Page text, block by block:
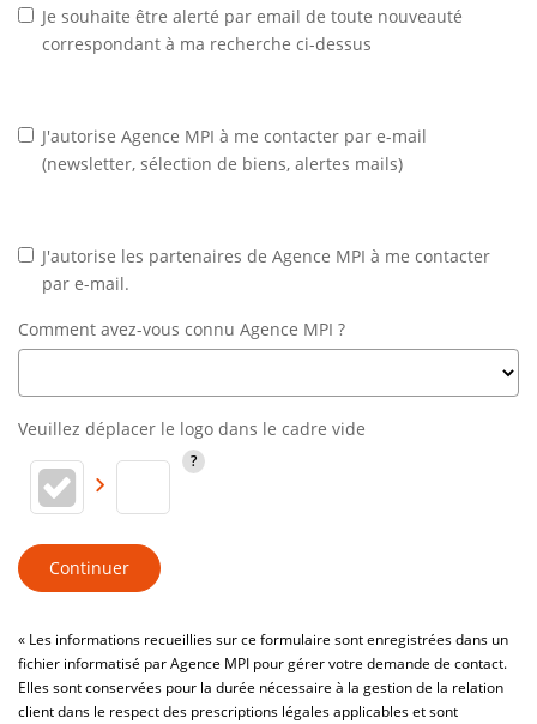
Je souhaite être alerté par email de toute nouveauté
correspondant à ma recherche ci-dessus
J'autorise Agence MPI à me contacter par e-mail
(newsletter, sélection de biens, alertes mails)
J'autorise les partenaires de Agence MPI à me contacter
par e-mail.
Comment avez-vous connu Agence MPI ?
Veuillez déplacer le logo dans le cadre vide
Continuer
« Les informations recueillies sur ce formulaire sont enregistrées dans un
fichier informatisé par Agence MPI pour gérer votre demande de contact.
Elles sont conservées pour la durée nécessaire à la gestion de la relation
client dans le respect des prescriptions légales applicables et sont